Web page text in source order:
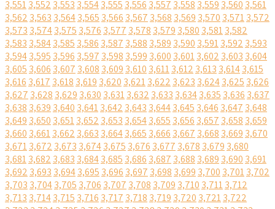
3,5513,552 3,553 3,5543,555 3,556 3,557 3,558 3,559 3,560 3,561
3,562 3,563 3,5643,565 3,566 3,567 3,568 3,569 3,570 3,5713,572
3,573 3,5743,575 3,576 3,577 3,578 3,579 3,580 3,5813,582
3,583 3,5843,585 3,586 3,587 3,588 3,589 3,590 3,5913,592 3,593
3,5943,595 3,596 3,597 3,598 3,599 3,600 3,6013,602 3,603 3,604
3,605 3,606 3,607 3,608 3,609 3,610 3,6113,612 3,613 3,6143,615
3,616 3,617 3,618 3,619 3,620 3,6213,622 3,623 3,6243,625 3,626
3,627 3,628 3,629 3,630 3,6313,632 3,633 3,6343,635 3,636 3,637
3,638 3,639 3,640 3,6413,642 3,643 3,6443,645 3,646 3,647 3,648
3,649 3,650 3,6513,652 3,653 3,6543,655 3,656 3,657 3,658 3,659
3,660 3,6613,662 3,663 3,6643,665 3,666 3,667 3,668 3,669 3,670
3,6713,672 3,673 3,6743,675 3,676 3,677 3,678 3,679 3,680
3,6813,682 3,683 3,6843,685 3,686 3,687 3,688 3,689 3,690 3,691
3,692 3,693 3,6943,695 3,696 3,697 3,698 3,699 3,700 3,7013,702
3,703 3,7043,705 3,706 3,707 3,708 3,709 3,710 3,7113,712
3,713 3,7143,715 3,716 3,717 3,718 3,719 3,720 3,7213,722